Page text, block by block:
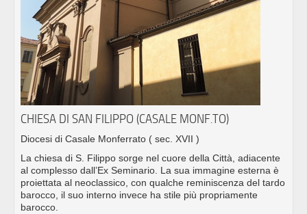
CHIESA DI SAN FILIPPO (CASALE MONF.TO)
Diocesi di Casale Monferrato ( sec. XVII )
La chiesa di S. Filippo sorge nel cuore della Città, adiacente
al complesso dall’Ex Seminario. La sua immagine esterna è
proiettata al neoclassico, con qualche reminiscenza del tardo
barocco, il suo interno invece ha stile più propriamente
barocco.